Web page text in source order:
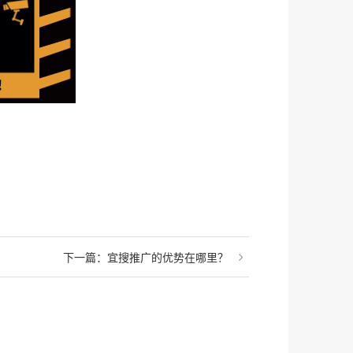
下一篇： 宜搜推广的优势在哪里？